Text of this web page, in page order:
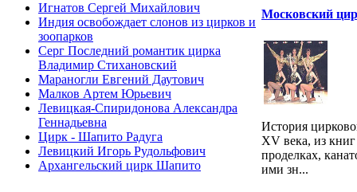
Игнатов Сергей Михайлович
Индия освобождает слонов из цирков и
зоопарков
Серг Последний романтик цирка
Владимир Стихановский
Мараногли Евгений Даутович
Малков Артем Юрьевич
Левицкая-Спиридонова Александра
Геннадьевна
Цирк - Шапито Радуга
Левицкий Игорь Рудольфович
Архангельский цирк Шапито
Московский
История
XV века, из
проделках,
ими зн...